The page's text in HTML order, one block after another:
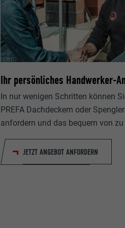
Ihr persönliches Handwerker-
In nur wenigen Schritten können
PREFA Dachdeckern oder
anfordern und das bequem von
JETZT ANGEBOT ANFORDERN
Daten
Webseite.